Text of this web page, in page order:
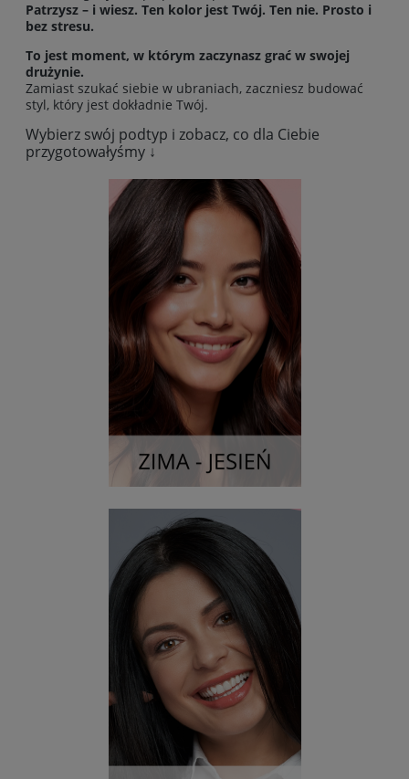
Patrzysz – i wiesz. Ten kolor jest Twój. Ten nie. Prosto i
bez stresu.
To jest moment, w którym zaczynasz grać w swojej
drużynie.
Zamiast szukać siebie w ubraniach, zaczniesz budować
styl, który jest dokładnie Twój.
Wybierz swój podtyp i zobacz, co dla Ciebie
przygotowałyśmy ↓